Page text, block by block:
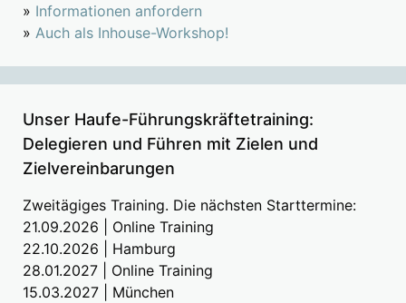
» Informationen anfordern
» Auch als Inhouse-Workshop!
Unser Haufe-Führungskräftetraining:
Delegieren und Führen mit Zielen und
Zielvereinbarungen
Zweitägiges Training. Die nächsten Starttermine:
21.09.2026 | Online Training
22.10.2026 | Hamburg
28.01.2027 | Online Training
15.03.2027 | München